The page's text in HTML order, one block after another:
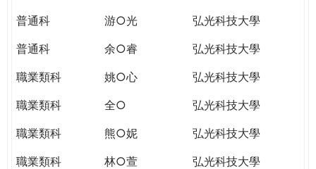
普通科
游○光
弘光科技大學
普通科
余○睿
弘光科技大學
職業類科
姚○心
弘光科技大學
職業類科
全○
弘光科技大學
職業類科
熊○妮
弘光科技大學
職業類科
林○萱
弘光科技大學